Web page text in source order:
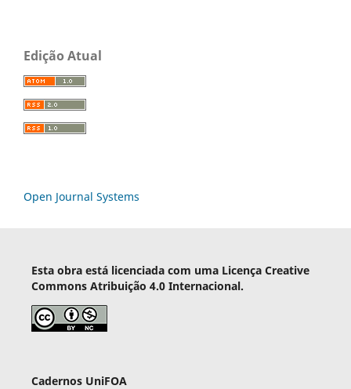
Edição Atual
Open Journal Systems
Esta obra está licenciada com uma Licença Creative
Commons Atribuição 4.0 Internacional.
Cadernos UniFOA